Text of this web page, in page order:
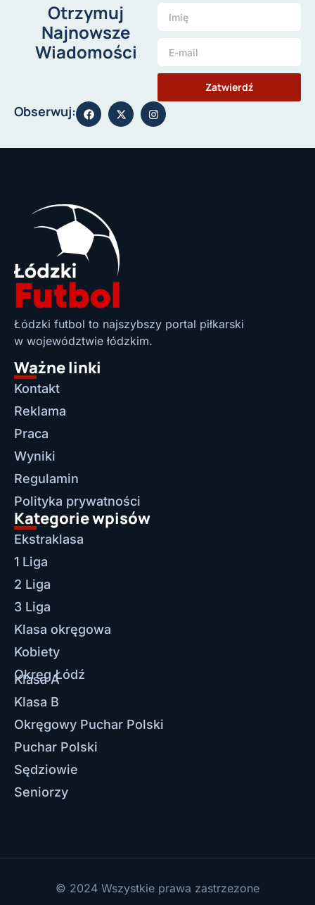
Otrzymuj
Najnowsze
Wiadomości
Zatwierdź
Obserwuj:
Łódzki futbol to najszybszy portal piłkarski
w województwie łódzkim.
Ważne linki
Kontakt
Reklama
Praca
Wyniki
Regulamin
Polityka prywatności
Kategorie wpisów
Ekstraklasa
1 Liga
2 Liga
3 Liga
Klasa okręgowa
Kobiety
Okręg Łódź
Klasa A
Klasa B
Okręgowy Puchar Polski
Puchar Polski
Sędziowie
Seniorzy
© 2024 Wszystkie prawa zastrzezone